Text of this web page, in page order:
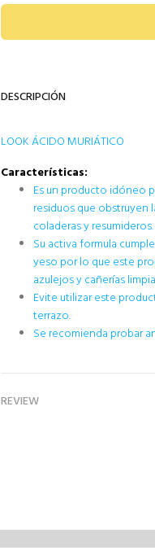
DESCRIPCIÓN
LOOK ÁCIDO MURIÁTICO
Características:
Es un producto idóneo
residuos que obstruyen
coladeras y resumideros.
Su activa formula
yeso por lo que este
azulejos y cañerías
Evite utilizar este
terrazo.
Se recomienda probar
REVIEW